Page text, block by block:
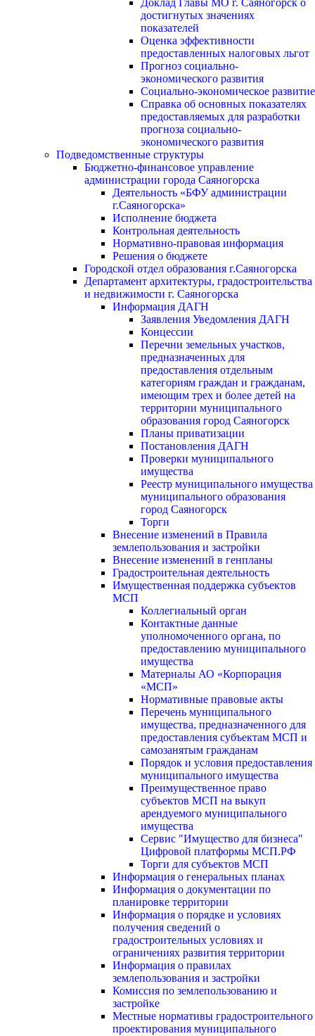
Доклад Главы МО г. Саяногорск о
достигнутых значениях
показателей
Оценка эффективности
предоставленных налоговых льгот
Прогноз социально-
экономического развития
Социально-экономическое развитие
Справка об основных показателях
предоставляемых для разработки
прогноза социально-
экономического развития
Подведомственные структуры
Бюджетно-финансовое управление
администрации города Саяногорска
Деятельность «БФУ администрации
г.Саяногорска»
Исполнение бюджета
Контрольная деятельность
Нормативно-правовая информация
Решения о бюджете
Городской отдел образования г.Саяногорска
Департамент архитектуры, градостроительства
и недвижимости г. Саяногорска
Информация ДАГН
Заявления Уведомления ДАГН
Концессии
Перечни земельных участков,
предназначенных для
предоставления отдельным
категориям граждан и гражданам,
имеющим трех и более детей на
территории муниципального
образования город Саяногорск
Планы приватизации
Постановления ДАГН
Проверки муниципального
имущества
Реестр муниципального имущества
муниципального образования
город Саяногорск
Торги
Внесение изменений в Правила
землепользования и застройки
Внесение изменений в генпланы
Градостроительная деятельность
Имущественная поддержка субъектов
МСП
Коллегиальный орган
Контактные данные
уполномоченного органа, по
предоставлению муниципального
имущества
Материалы АО «Корпорация
«МСП»
Нормативные правовые акты
Перечень муниципального
имущества, предназначенного для
предоставления субъектам МСП и
самозанятым гражданам
Порядок и условия предоставления
муниципального имущества
Преимущественное право
субъектов МСП на выкуп
арендуемого муниципального
имущества
Сервис "Имущество для бизнеса"
Цифровой платформы МСП.РФ
Торги для субъектов МСП
Информация о генеральных планах
Информация о документации по
планировке территории
Информация о порядке и условиях
получения сведений о
градостроительных условиях и
ограничениях развития территории
Информация о правилах
землепользования и застройки
Комиссия по землепользованию и
застройке
Местные нормативы градостроительного
проектирования муниципального